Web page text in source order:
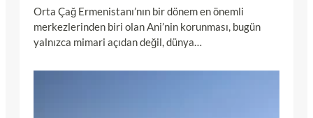
Orta Çağ Ermenistanı’nın bir dönem en önemli
merkezlerinden biri olan Ani’nin korunması, bugün
yalnızca mimari açıdan değil, dünya…